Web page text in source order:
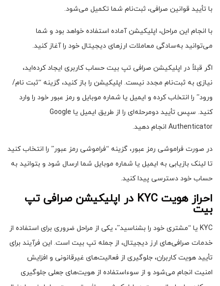
با تأیید قوانین صرافی، ثبت‌نام شما تکمیل می‌شود.
با انجام این مراحل، اپلیکیشن آماده استفاده خواهد بود و شما
می‌توانید به‌سادگی معاملات ارزهای دیجیتال خود را آغاز کنید.
اگر قبلاً در اپلیکیشن صرافی تپ بیت حساب کاربری ایجاد کرده‌اید،
نیازی به ثبت‌نام مجدد نیست. اپلیکیشن را باز کنید، گزینه “ثبت نام/
ورود” را انتخاب کرده و ایمیل یا شماره موبایل و رمز عبور خود را وارد
کنید. سپس تأیید دومرحله‌ای را از طریق ایمیل یا Google
Authenticator انجام دهید.
در صورت فراموشی رمز عبور، گزینه “فراموشی رمز عبور” را انتخاب کنید
تا لینک بازیابی به ایمیل یا شماره موبایل شما ارسال شود و بتوانید به
حساب خود دسترسی پیدا کنید.
احراز هویت در اپلیکیشن صرافی تپ
بیت
KYC یا “مشتری خود را بشناسید”، یکی از مراحل ضروری برای استفاده از
خدمات صرافی‌های ارز دیجیتال، از جمله تپ بیت است. این فرآیند برای
تأیید هویت کاربران، جلوگیری از فعالیت‌های غیرقانونی و افزایش
امنیت انجام می‌شود و از سوءاستفاده از هویت‌های جعلی جلوگیری